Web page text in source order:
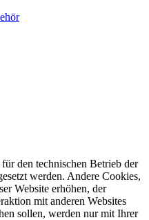
den technischen Betrieb der
werden. Andere Cookies,
Website erhöhen, der
mit anderen Websites
sollen, werden nur mit Ihrer